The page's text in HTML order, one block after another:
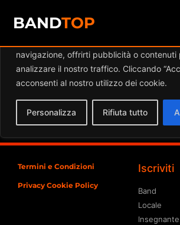
Diamo valore alla tua privacy
navigazione, offrirti pubblicità o contenuti
analizzare il nostro traffico. Cliccando
acconsenti al nostro utilizzo dei cookie.
Personalizza Rifiuta tutto
BANDTOP
Eventi aArezzo
Lombardia
Spiacente, ma nessun risultato è stato
l'archivio richiesto
Termini e Condizioni
Privacy Cookie Policy
Iscriviti
Band
Locale
Insegnante